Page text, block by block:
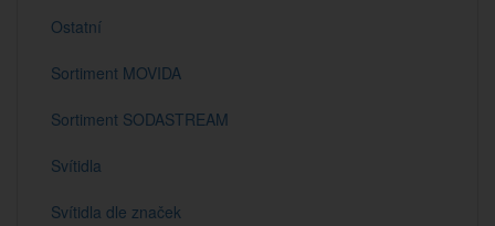
Ostatní
Sortiment MOVIDA
Sortiment SODASTREAM
Svítidla
Svítidla dle značek